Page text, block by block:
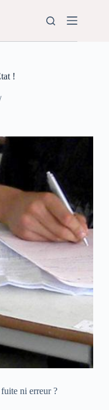
!
ni erreur ?